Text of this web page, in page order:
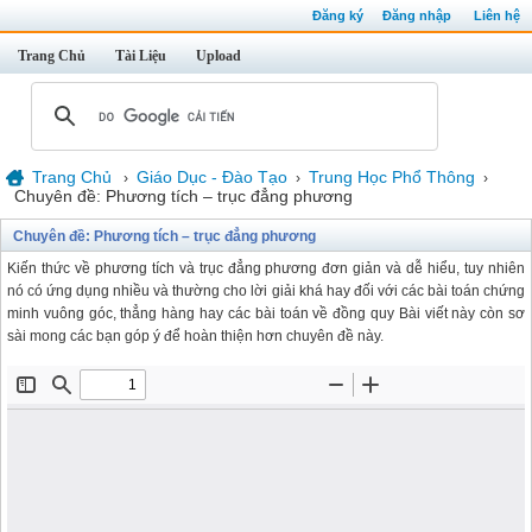
Đăng ký Đăng nhập Liên hệ
Trang Chủ Tài Liệu Upload
Trang Chủ › Giáo Dục - Đào Tạo › Trung Học Phổ Thông ›
Chuyên đề: Phương tích – trục đẳng phương
Chuyên đề: Phương tích – trục đẳng phương
Kiến thức về phương tích và trục đẳng phương đơn giản và dễ hiểu, tuy nhiên
nó có ứng dụng nhiều và thường cho lời giải khá hay đối với các bài toán chứng
minh vuông góc, thẳng hàng hay các bài toán về đồng quy Bài viết này còn sơ
sài mong các bạn góp ý để hoàn thiện hơn chuyên đề này.